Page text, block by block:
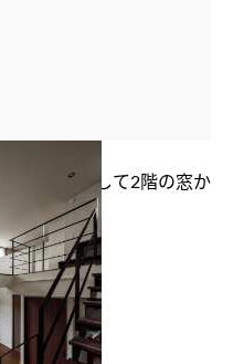
吹抜けを介して2階の窓か